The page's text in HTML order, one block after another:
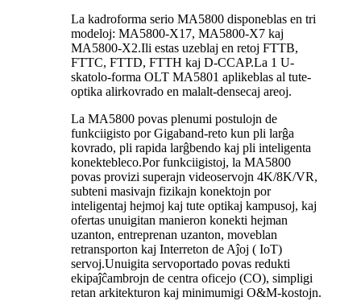
La kadroforma serio MA5800 disponeblas en tri
modeloj: MA5800-X17, MA5800-X7 kaj
MA5800-X2.Ili estas uzeblaj en retoj FTTB,
FTTC, FTTD, FTTH kaj D-CCAP.La 1 U-
skatolo-forma OLT MA5801 aplikeblas al tute-
optika alirkovrado en malalt-densecaj areoj.
La MA5800 povas plenumi postulojn de
funkciigisto por Gigaband-reto kun pli larĝa
kovrado, pli rapida larĝbendo kaj pli inteligenta
konektebleco.Por funkciigistoj, la MA5800
povas provizi superajn videoservojn 4K/8K/VR,
subteni masivajn fizikajn konektojn por
inteligentaj hejmoj kaj tute optikaj kampusoj, kaj
ofertas unuigitan manieron konekti hejman
uzanton, entreprenan uzanton, moveblan
retransporton kaj Interreton de Aĵoj ( IoT)
servoj.Unuigita servoportado povas redukti
ekipaĵĉambrojn de centra oficejo (CO), simpligi
retan arkitekturon kaj minimumigi O&M-kostojn.